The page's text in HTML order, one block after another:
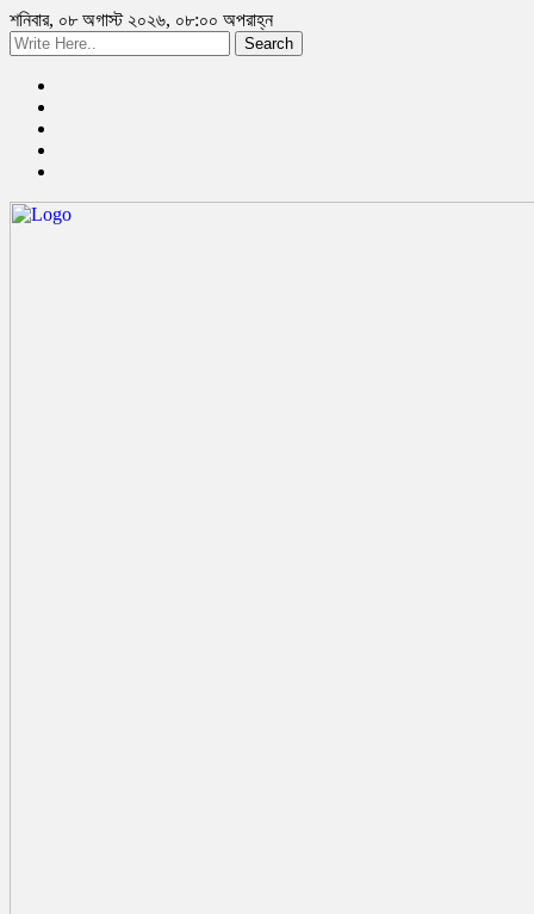
শনিবার, ০৮ অগাস্ট ২০২৬, ০৮:০০ অপরাহ্ন
Search